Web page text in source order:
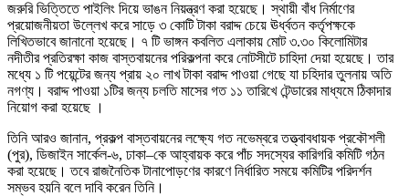
জরুরি ভিত্তিতে পাইলিং দিয়ে ভাঙন নিয়ন্ত্রণ করা হয়েছে। স্থায়ী বাঁধ নির্মাণের
প্রয়োজনীয়তা উল্লেখ করে সাড়ে ৩ কোটি টাকা বরাদ্দ চেয়ে ঊর্ধ্বতন কর্তৃপক্ষকে
লিখিতভাবে জানানো হয়েছে। ৭ টি ভাঙ্গন কবলিত এলাকায় মোট ৩.৩০ কিলোমিটার
নদীতীর প্রতিরক্ষা কাজ বাস্তবায়নের পরিকল্পনা করে নোটসীটে চাহিদা দেয়া হয়েছে। তার
মধ্যে ১ টি পয়েন্টের জন্য প্রায় ২০ লাখ টাকা বরাদ্দ পাওয়া গেছে যা চহিদার তুলনায় অতি
নগণ্য। বরাদ্দ পাওয়া ১টির জন্য চলতি মাসের গত ১১ তারিখে টেন্ডারের মাধ্যমে ঠিকাদার
নিয়োগ করা হয়েছে ।
তিনি আরও জানান, প্রকল্প বাস্তবায়নের লক্ষ্যে গত নভেম্বরে তত্ত্বাবধায়ক প্রকৌশলী
(পুর), ডিজাইন সার্কেল-৬, ঢাকা–কে আহ্বায়ক করে পাঁচ সদস্যের কারিগরি কমিটি গঠন
করা হয়েছে। তবে রাজনৈতিক টানাপোড়ণের কারণে নির্ধারিত সময়ে কমিটির পরিদর্শন
সম্ভব হয়নি বলে দাবি করেন তিনি।